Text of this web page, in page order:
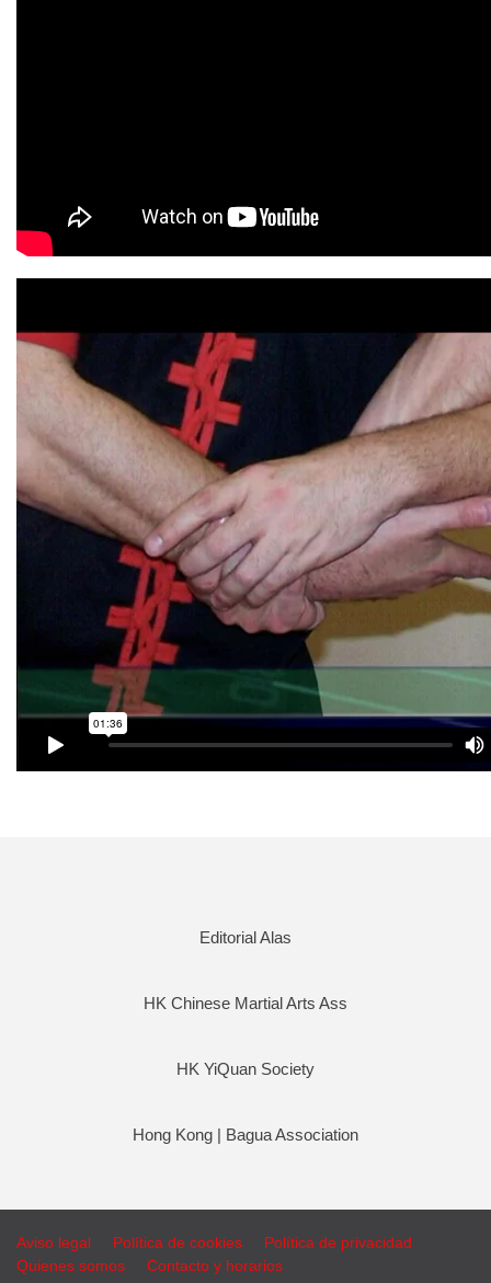
Editorial Alas
HK Chinese Martial Arts Ass
HK YiQuan Society
Hong Kong | Bagua Association
Aviso legal Política de cookies
Política de privacidad
Quienes somos
Contacto y horarios